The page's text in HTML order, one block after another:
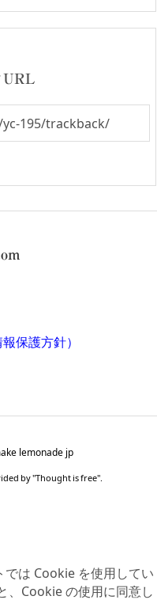
URL
保護方針）
lemonade jp
by "Thought is free".
は Cookie を使用してい
、Cookie の使用に同意し